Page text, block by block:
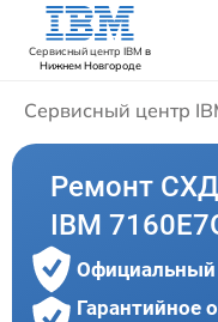
Сервисный центр IBM в
Нижнем Новгороде
Сервисный центр
Ремонт
IBM
Официальный
Гарантийное